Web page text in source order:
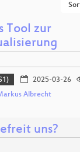
Tool zur
2025-03-26
Albrecht
uns?